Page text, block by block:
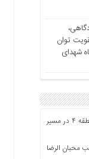
توان
شهدای
خدمات رسانی موکب محبان الرضای شهرداری منطقه ۴ در مسیر
محبان الرضا